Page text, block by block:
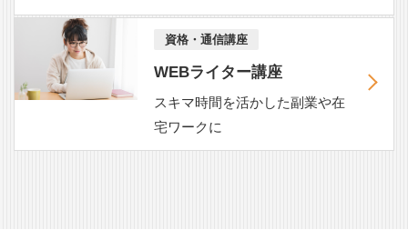
資格・通信講座
WEBライター講座
スキマ時間を活かした副業や在
宅ワークに